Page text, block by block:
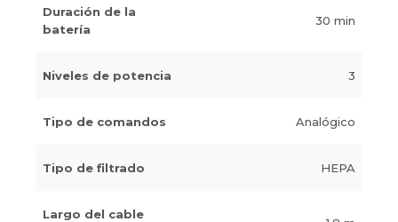
Duración de la
batería
30 min
Niveles de potencia 3
Tipo de comandos Analógico
Tipo de filtrado HEPA
Largo del cable